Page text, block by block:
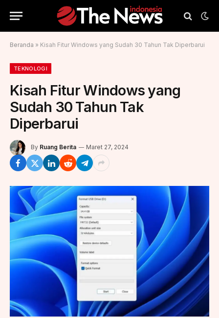
Beranda » Kisah Fitur Windows yang Sudah 30 Tahun Tak Diperbarui
TEKNOLOGI
Kisah Fitur Windows yang
Sudah 30 Tahun Tak
Diperbarui
By Ruang Berita Maret 27, 2024